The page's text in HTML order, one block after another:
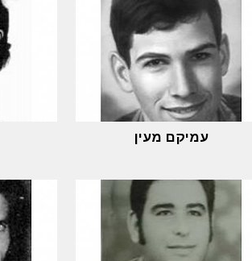
עמיקם מעין